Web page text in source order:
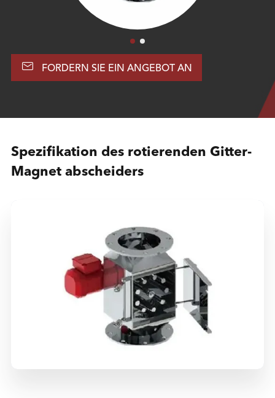
 FORDERN SIE EIN ANGEBOT AN
Spezifikation des rotierenden Gitter-
Magnet abscheiders